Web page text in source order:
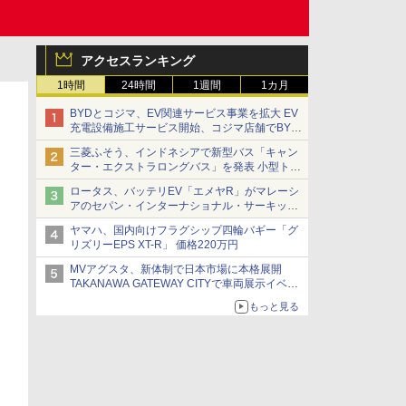
アクセスランキング
1時間 24時間 1週間 1カ月
BYDとコジマ、EV関連サービス事業を拡大 EV
充電設備施工サービス開始、コジマ店舗でBYD
車の展示・試乗イベントを強化
三菱ふそう、インドネシアで新型バス「キャン
ター・エクストラロングバス」を発表 小型トラ
ックベースの観光・旅客輸送向けバス
ロータス、バッテリEV「エメヤR」がマレーシ
アのセパン・インターナショナル・サーキット
のBEV最速タイムを樹立
ヤマハ、国内向けフラグシップ四輪バギー「グ
リズリーEPS XT-R」 価格220万円
MVアグスタ、新体制で日本市場に本格展開
TAKANAWA GATEWAY CITYで車両展示イベン
もっと見る